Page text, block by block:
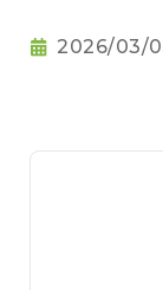
2026/03/